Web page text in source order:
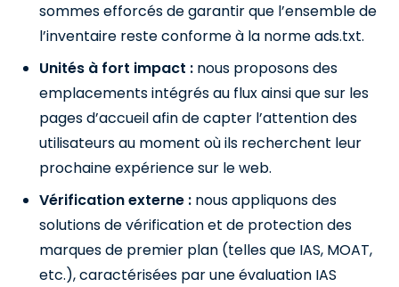
sommes efforcés de garantir que l’ensemble de
l’inventaire reste conforme à la norme ads.txt.
Unités à fort impact : nous proposons des
emplacements intégrés au flux ainsi que sur les
pages d’accueil afin de capter l’attention des
utilisateurs au moment où ils recherchent leur
prochaine expérience sur le web.
Vérification externe : nous appliquons des
solutions de vérification et de protection des
marques de premier plan (telles que IAS, MOAT,
etc.), caractérisées par une évaluation IAS